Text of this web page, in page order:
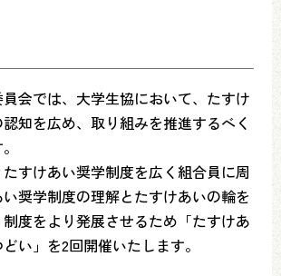
会では、大学生協において、たすけ
知を広め、取り組みを推進するべく
すけあい奨学制度を広く組合員に周
奨学制度の理解とたすけあいの輪を
度をより発展させるため「たすけあ
い」を2回開催いたします。